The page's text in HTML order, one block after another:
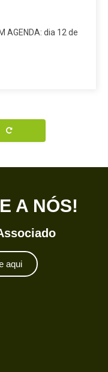
AGENDA: dia 12 de
A NÓS!
aqui